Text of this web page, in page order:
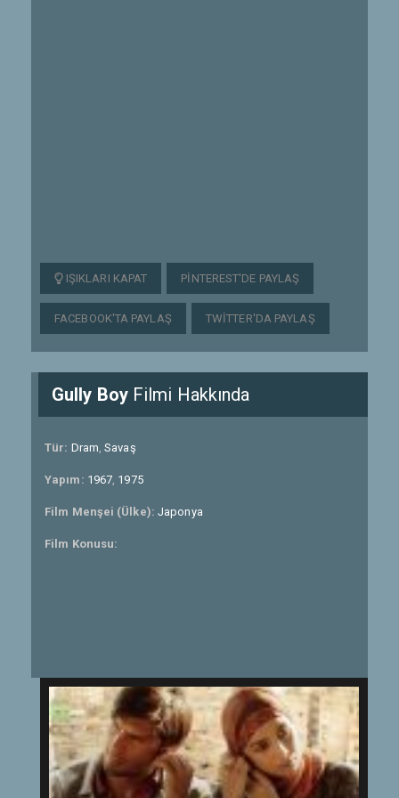
IŞIKLARI KAPAT PINTEREST'DE PAYLAŞ
FACEBOOK'TA PAYLAŞ TWITTER'DA PAYLAŞ
Gully BoyFilmi Hakkında
Tür: Dram,Savaş
Yapım: 1967, 1975
Film Menşei (Ülke): Japonya
Film Konusu: